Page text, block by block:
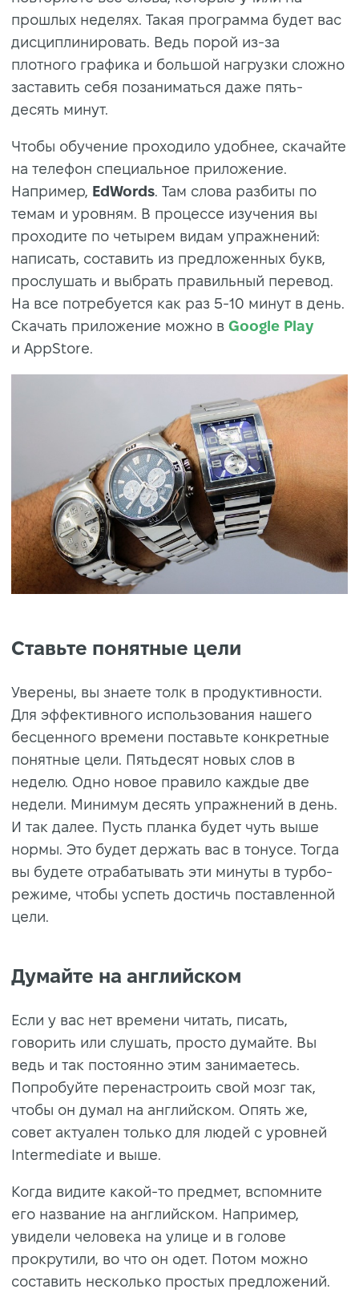
прошлых неделях. Такая программа будет вас
дисциплинировать. Ведь порой из-за
плотного графика и большой нагрузки сложно
заставить себя позаниматься даже пять-
десять минут.
Чтобы обучение проходило удобнее, скачайте
на телефон специальное приложение.
Например, EdWords. Там слова разбиты по
темам и уровням. В процессе изучения вы
проходите по четырем видам упражнений:
написать, составить из предложенных букв,
прослушать и выбрать правильный перевод.
На все потребуется как раз 5-10 минут в день.
Скачать приложение можно в Google Play
и AppStore.
Ставьте понятные цели
Уверены, вы знаете толк в продуктивности.
Для эффективного использования нашего
бесценного времени поставьте конкретные
понятные цели. Пятьдесят новых слов в
неделю. Одно новое правило каждые две
недели. Минимум десять упражнений в день.
И так далее. Пусть планка будет чуть выше
нормы. Это будет держать вас в тонусе. Тогда
вы будете отрабатывать эти минуты в турбо-
режиме, чтобы успеть достичь поставленной
цели.
Думайте на английском
Если у вас нет времени читать, писать,
говорить или слушать, просто думайте. Вы
ведь и так постоянно этим занимаетесь.
Попробуйте перенастроить свой мозг так,
чтобы он думал на английском. Опять же,
совет актуален только для людей с уровней
Intermediate и выше.
Когда видите какой-то предмет, вспомните
его название на английском. Например,
увидели человека на улице и в голове
прокрутили, во что он одет. Потом можно
составить несколько простых предложений.